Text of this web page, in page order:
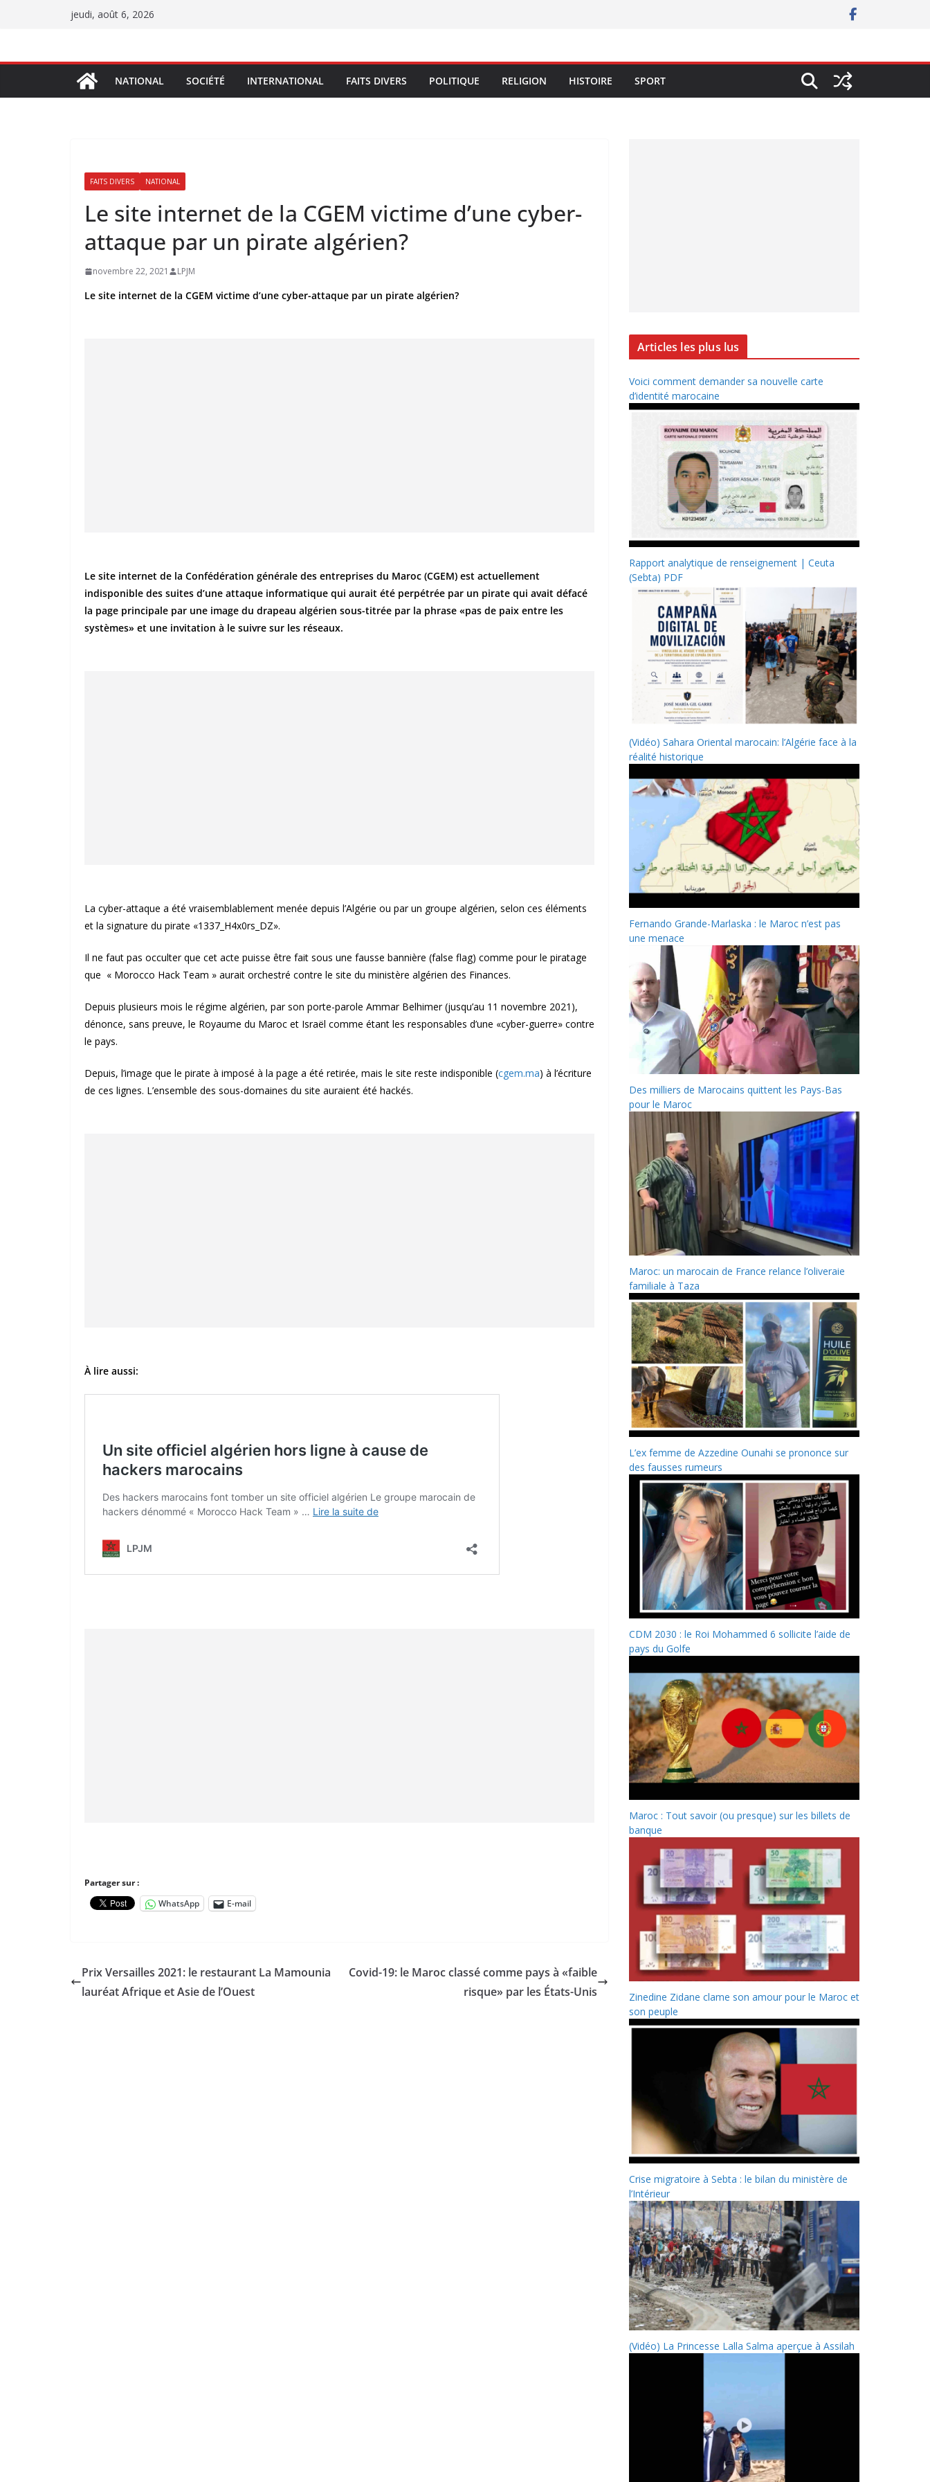
jeudi, août 6, 2026
NATIONAL SOCIÉTÉ INTERNATIONAL FAITS DIVERS POLITIQUE RELIGION HISTOIRE SPORT
FAITS DIVERS NATIONAL
Le site internet de la CGEM victime d’une cyber-
attaque par un pirate algérien?
novembre 22, 2021 LPJM
Le site internet de la CGEM victime d’une cyber-attaque par un pirate algérien?
Le site internet de la Confédération générale des entreprises du Maroc (CGEM) est actuellement
indisponible des suites d’une attaque informatique qui aurait été perpétrée par un pirate qui avait défacé
la page principale par une image du drapeau algérien sous-titrée par la phrase «pas de paix entre les
systèmes» et une invitation à le suivre sur les réseaux.
La cyber-attaque a été vraisemblablement menée depuis l’Algérie ou par un groupe algérien, selon ces éléments
et la signature du pirate «1337_H4x0rs_DZ».
Il ne faut pas occulter que cet acte puisse être fait sous une fausse bannière (false flag) comme pour le piratage
que « Morocco Hack Team » aurait orchestré contre le site du ministère algérien des Finances.
Depuis plusieurs mois le régime algérien, par son porte-parole Ammar Belhimer (jusqu’au 11 novembre 2021),
dénonce, sans preuve, le Royaume du Maroc et Israël comme étant les responsables d’une «cyber-guerre» contre
le pays.
Depuis, l’image que le pirate à imposé à la page a été retirée, mais le site reste indisponible (cgem.ma) à l’écriture
de ces lignes. L’ensemble des sous-domaines du site auraient été hackés.
À lire aussi:
Partager sur :
WhatsApp
E-mail
Prix Versailles 2021: le restaurant La Mamounia
lauréat Afrique et Asie de l’Ouest
Covid-19: le Maroc classé comme pays à «faible
risque» par les États-Unis
Articles les plus lus
Voici comment demander sa nouvelle carte
d’identité marocaine
Rapport analytique de renseignement | Ceuta
(Sebta) PDF
(Vidéo) Sahara Oriental marocain: l’Algérie face à la
réalité historique
Fernando Grande-Marlaska : le Maroc n’est pas
une menace
Des milliers de Marocains quittent les Pays-Bas
pour le Maroc
Maroc: un marocain de France relance l’oliveraie
familiale à Taza
L’ex femme de Azzedine Ounahi se prononce sur
des fausses rumeurs
CDM 2030 : le Roi Mohammed 6 sollicite l’aide de
pays du Golfe
Maroc : Tout savoir (ou presque) sur les billets de
banque
Zinedine Zidane clame son amour pour le Maroc et
son peuple
Crise migratoire à Sebta : le bilan du ministère de
l’Intérieur
(Vidéo) La Princesse Lalla Salma aperçue à Assilah